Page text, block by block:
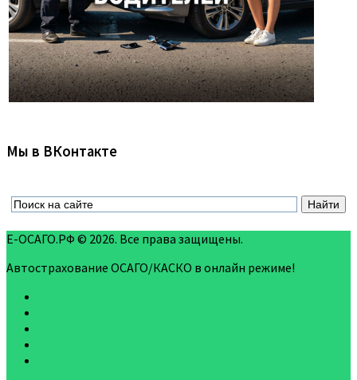
Мы в ВКонтакте
Е-ОСАГО.РФ © 2026. Все права защищены.
Автострахование ОСАГО/КАСКО в онлайн режиме!